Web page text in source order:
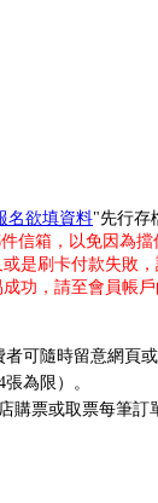
名欲填資料"先行存
信箱，以免因為
是刷卡付款失敗
功，請至會員帳
可隨時留意網頁
為限）。
購票或取票每筆訂